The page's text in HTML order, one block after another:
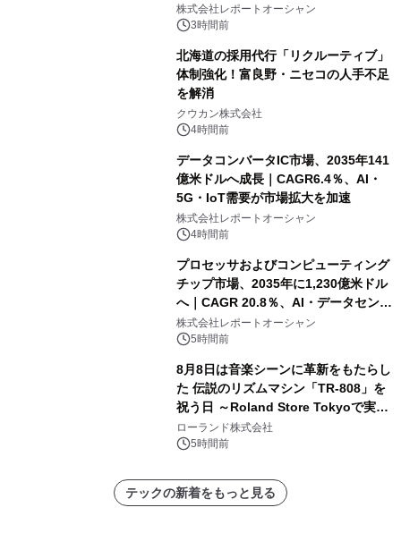
センター・高速光通信需要が成長を加
速
株式会社レポートオーシャン
3時間前
北海道の採用代行「リクルーティブ」
体制強化！富良野・ニセコの人手不足
を解消
クウカン株式会社
4時間前
データコンバータIC市場、2035年141
億米ドルへ成長｜CAGR6.4％、AI・
5G・IoT需要が市場拡大を加速
株式会社レポートオーシャン
4時間前
プロセッサおよびコンピューティング
チップ市場、2035年に1,230億米ドル
へ｜CAGR 20.8％、AI・データセンタ
ー需要が成長を牽引
株式会社レポートオーシャン
5時間前
8月8日は音楽シーンに革新をもたらし
た 伝説のリズムマシン「TR-808」を
祝う日 ～Roland Store Tokyoで実機
を展示しての 記念キャンペーンを開
催 英国ラジオ「NTS」の 特別プログ
アーティストを フィーチャーしたアニ
メーションを公開～
ローランド株式会社
5時間前
テックの新着をもっと見る